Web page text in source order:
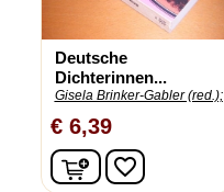
Deutsche
Dichterinnen...
Gisela Brinker-Gabler (red.);
€ 6,39
In winkelwagen
favorite_border